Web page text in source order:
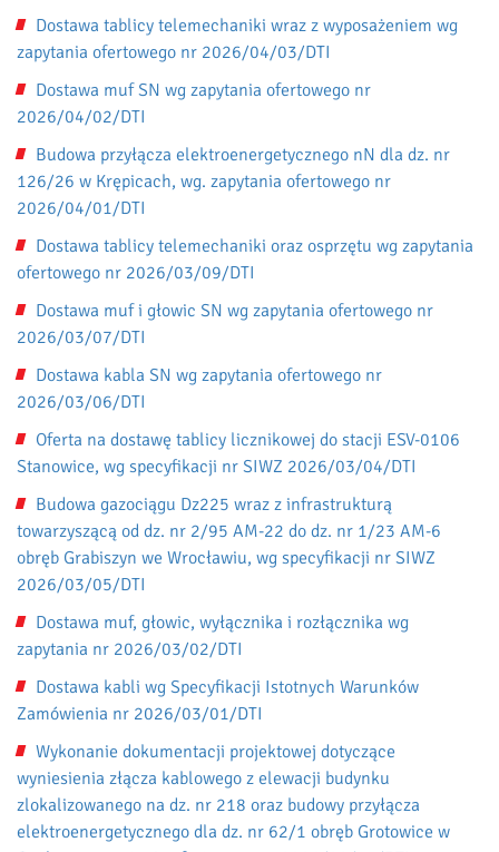
Dostawa tablicy telemechaniki wraz z wyposażeniem wg
zapytania ofertowego nr 2026/04/03/DTI
Dostawa muf SN wg zapytania ofertowego nr
2026/04/02/DTI
Budowa przyłącza elektroenergetycznego nN dla dz. nr
126/26 w Krępicach, wg. zapytania ofertowego nr
2026/04/01/DTI
Dostawa tablicy telemechaniki oraz osprzętu wg zapytania
ofertowego nr 2026/03/09/DTI
Dostawa muf i głowic SN wg zapytania ofertowego nr
2026/03/07/DTI
Dostawa kabla SN wg zapytania ofertowego nr
2026/03/06/DTI
Oferta na dostawę tablicy licznikowej do stacji ESV-0106
Stanowice, wg specyfikacji nr SIWZ 2026/03/04/DTI
Budowa gazociągu Dz225 wraz z infrastrukturą
towarzyszącą od dz. nr 2/95 AM-22 do dz. nr 1/23 AM-6
obręb Grabiszyn we Wrocławiu, wg specyfikacji nr SIWZ
2026/03/05/DTI
Dostawa muf, głowic, wyłącznika i rozłącznika wg
zapytania nr 2026/03/02/DTI
Dostawa kabli wg Specyfikacji Istotnych Warunków
Zamówienia nr 2026/03/01/DTI
Wykonanie dokumentacji projektowej dotyczące
wyniesienia złącza kablowego z elewacji budynku
zlokalizowanego na dz. nr 218 oraz budowy przyłącza
elektroenergetycznego dla dz. nr 62/1 obręb Grotowice w